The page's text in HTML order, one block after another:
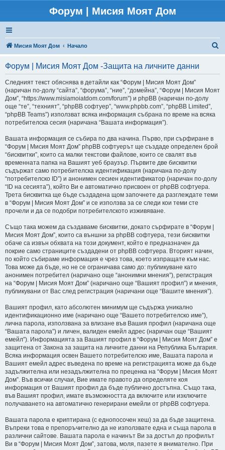
Форум | Мисия Моят Дом
Мисия Моят Дом Начало
Форум | Мисия Моят Дом -Защита на личните данни
Следният текст обяснява в детайли как “Форум | Мисия Моят Дом”
(наричан по-долу “сайта”, “форума”, “ниe”, “домейна”, “Форум | Мисия Моят
Дом”, “https://www.misiamoiatdom.com/forum”) и phpBB (наричан по-долу
още “те”, “техният”, “phpBB софтуер”, “www.phpbb.com”, “phpBB Limited”,
“phpBB Teams”) използват всяка информация събрана по време на всяка
потребителска сесия (наричана “Вашата информация”).
Вашата информация се събира по два начина. Първо, при сърфиране в
“Форум | Мисия Моят Дом” phpBB софтуерът ще създаде определен брой
“бисквитки”, които са малки текстови файлове, които се свалят във
временната папка на Вашият уеб браузър. Първите две бисквитки
съдържат само потребителска идентификация (наричана по-долу
“потребителско ID”) и анонимен сесиен идентификатор (наричан по-долу
“ID на сесията”), който Ви е автоматично присвоен от phpBB софтуера.
Трета бисквитка ще бъде създадена щом започнете да разглеждате теми
в “Форум | Мисия Моят Дом” и се използва за се следи кои теми сте
прочели и да се подобри потребителското изживяване.
Също така можем да създаваме бисквитки, докато сърфирате в “Форум |
Мисия Моят Дом”, които са външни за phpBB софтуера, тези бисквитки
обаче са извън обхвата на този документ, който е предназначен да
покрие само страниците създадени от phpBB софтуера. Вторият начин,
по който събираме информация е чрез това, което изпращате към нас.
Това може да бъде, но не се ограничава само до: публикуване като
анонимен потребител (наричано още “анонимни мнения”), регистрация
на “Форум | Мисия Моят Дом” (наричано още “Вашият профил”) и мнения,
публикувани от Вас след регистрация (наричани още “Вашите мнения”).
Вашият профил, като абсолютен минимум ще съдържа уникално
идентификационно име (наричано още “Вашето потребителско име”),
лична парола, използвана за влизане във Вашия профил (наричана още
“Вашата парола”) и личен, валиден емейл адрес (наричан още “Вашият
емейл”). Информацията за Вашият профил в “Форум | Мисия Моят Дом” е
защитена от Закона за защита на личните данни на Република България.
Всяка информация освен Вашето потребителско име, Вашата парола и
Вашият емейл адрес въведена по време на регистрацията може да бъде
задължителна или незадължителна по преценка на “Форум | Мисия Моят
Дом”. Във всички случаи, Вие имате правото да определяте коя
информация от Вашият профил да бъде публично достъпна. Също така,
във Вашият профил, имате възможността да включите или изключите
получаването на автоматично генерирани емейли от phpBB софтуера.
Вашата парола е криптирана (с еднопосочен хеш) за да бъде защитена.
Въпреки това е препоръчително да не използвате една и съща парола в
различни сайтове. Вашата парола е начинът Ви за достъп до профилът
Ви в “Форум | Мисия Моят Дом”, затова, моля, пазете я внимателно. При